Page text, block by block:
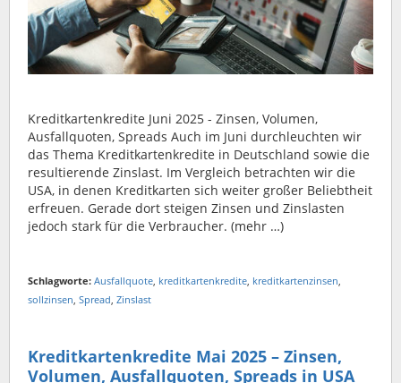
Kreditkartenkredite Juni 2025 - Zinsen, Volumen,
Ausfallquoten, Spreads Auch im Juni durchleuchten wir
das Thema Kreditkartenkredite in Deutschland sowie die
resultierende Zinslast. Im Vergleich betrachten wir die
USA, in denen Kreditkarten sich weiter großer Beliebtheit
erfreuen. Gerade dort steigen Zinsen und Zinslasten
jedoch stark für die Verbraucher. (mehr …)
Schlagworte: Ausfallquote, kreditkartenkredite, kreditkartenzinsen,
sollzinsen, Spread, Zinslast
Kreditkartenkredite Mai 2025 – Zinsen,
Volumen, Ausfallquoten, Spreads in USA